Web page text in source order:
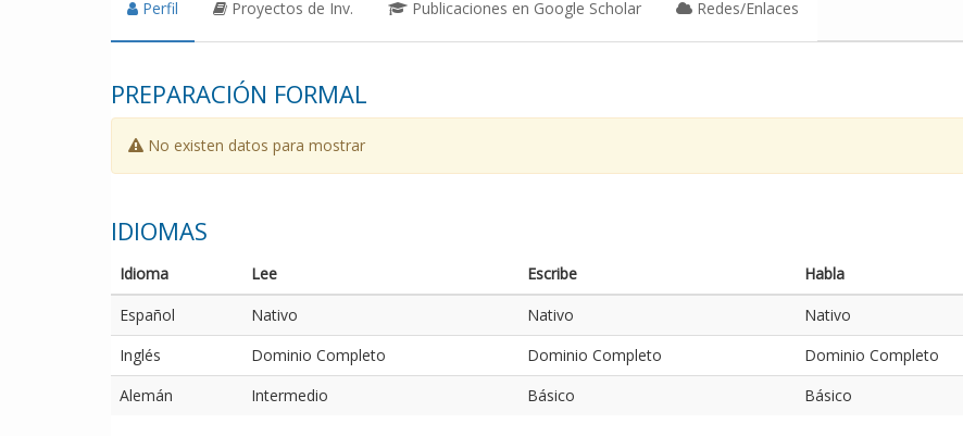
Perfil Proyectos de Inv. Publicaciones en Google Scholar Redes/Enlaces
PREPARACIÓN FORMAL
No existen datos para mostrar
IDIOMAS
Idioma Lee Escribe Habla
Español
Nativo Nativo Nativo
Inglés
Dominio Completo Dominio Completo Dominio Completo
Alemán
Intermedio Básico Básico